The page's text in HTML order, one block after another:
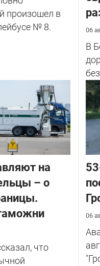
произошел в
№ 8.
06
В
на
– о
что
06